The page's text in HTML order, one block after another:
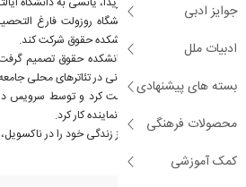
جوایز ادبی
ادبیات ملل
بسته های پیشنهادی
محصولات فرهنگی
کمک آموزشی
با مدرک کارشناسی از دانشگاه روزولت فارغ
یانسی قصد داشت در دانشکده حقوق شرکت کند.
سرانجام، یانسی بجای دانشکده حقوق تصمیم
برای شغل دولتی درخواست کرد و توسط سرویس
آنجا دوازده سال به عنوان نماینده کار کرد.
یانسی همچنین 10 سال از زندگی خود را
از او تنظیم شده است.